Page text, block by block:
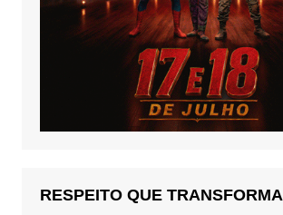
RESPEITO QUE TRANSFORMA